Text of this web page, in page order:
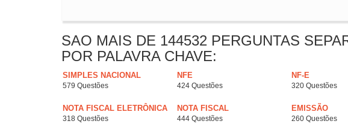
SAO MAIS DE 144532 PERGUNTAS
POR PALAVRA CHAVE:
SIMPLES NACIONAL
579 Questões
NFE
424 Questões
NF-E
320 Questões
NOTA FISCAL ELETRÔNICA
318 Questões
NOTA FISCAL
444 Questões
EMISSÃO
260 Questões